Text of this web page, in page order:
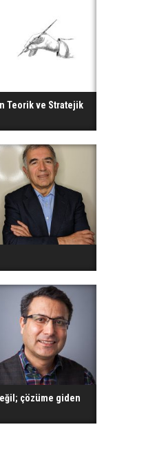
Teorik ve Stratejik
çözüme giden